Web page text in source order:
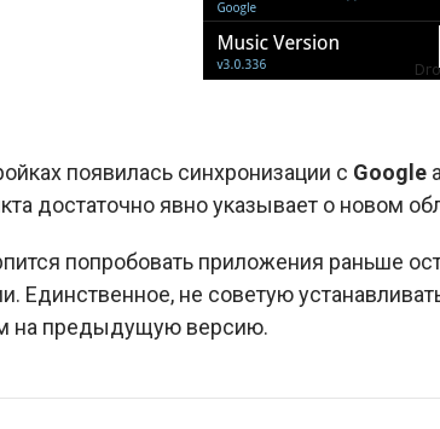
появилась синхронизации с Google
достаточно явно указывает о новом
попробовать приложения раньше
Единственное, не советую
на предыдущую версию.